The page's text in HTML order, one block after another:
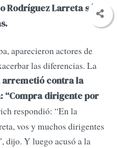
Rodríguez Larreta sólo
aparecieron actores de
las diferencias. La
arremetió contra la
dirigente por
respondió: “En la
vos y muchos dirigentes
dijo. Y luego acusó a la